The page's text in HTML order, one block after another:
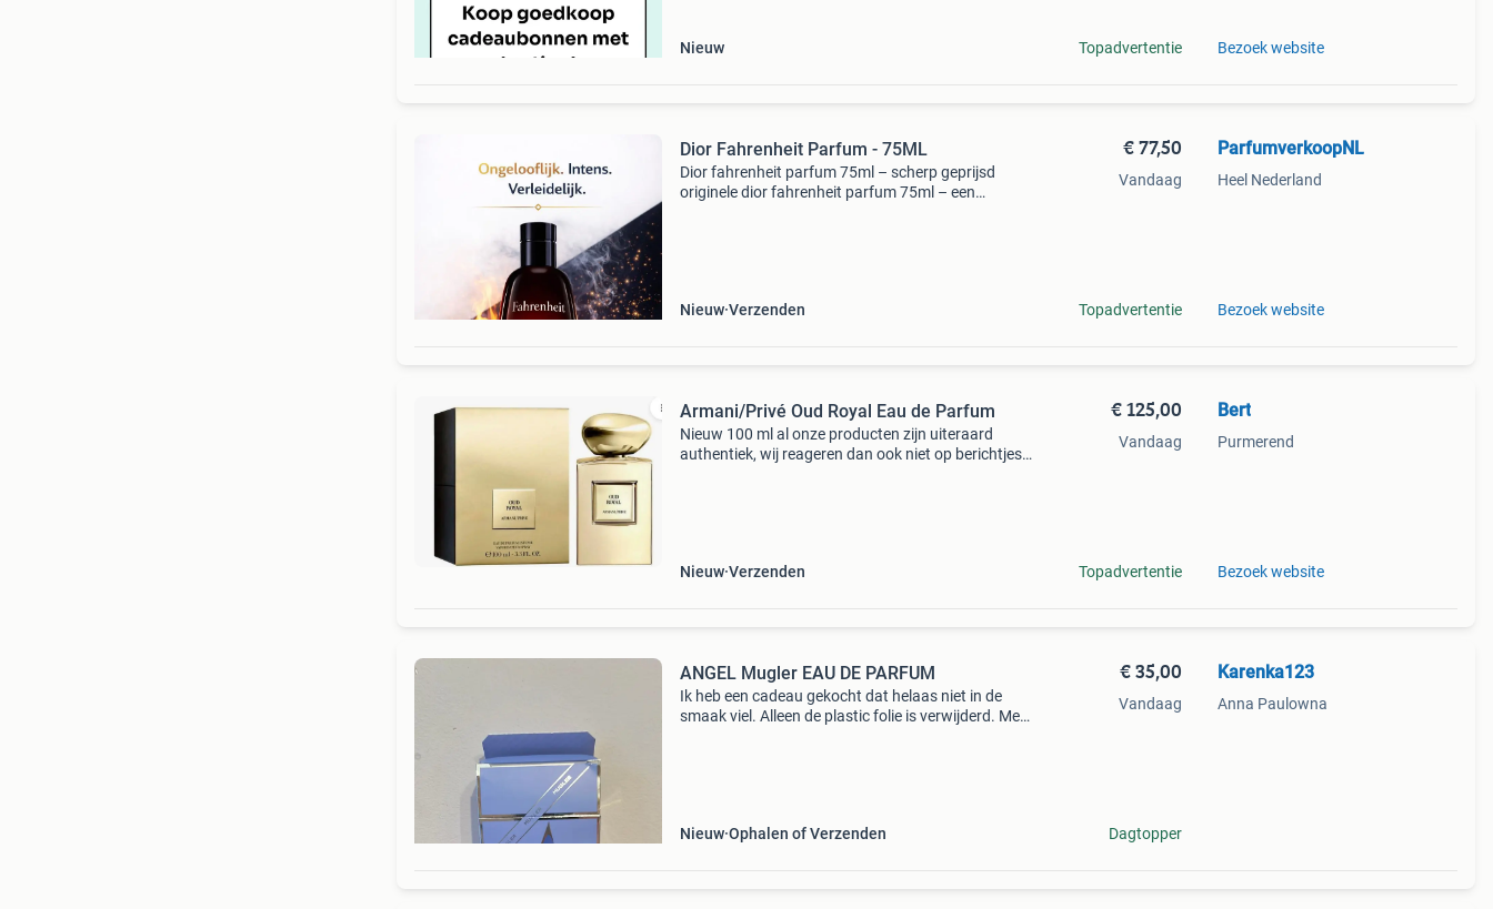
Nieuw
Topadvertentie Bezoek website
Dior Fahrenheit Parfum - 75ML
Dior fahrenheit parfum 75ml – scherp geprijsd
originele dior fahrenheit parfum 75ml – een
Nieuw Verzenden
€ 77,50
Vandaag
Topadvertentie
ParfumverkoopNL
Heel Nederland
Bezoek website
Armani/Privé Oud Royal Eau de Parfum
Nieuw 100 ml al onze producten zijn uiteraard
authentiek, wij reageren dan ook niet op berichtjes
Nieuw Verzenden
€ 125,00
Vandaag
Topadvertentie
Bert
Purmerend
Bezoek website
ANGEL Mugler EAU DE PARFUM
Ik heb een cadeau gekocht dat helaas niet in de
smaak viel. Alleen de plastic folie is verwijderd. Met
Nieuw Ophalen of Verzenden
€ 35,00
Vandaag
Dagtopper
Karenka123
Anna Paulowna